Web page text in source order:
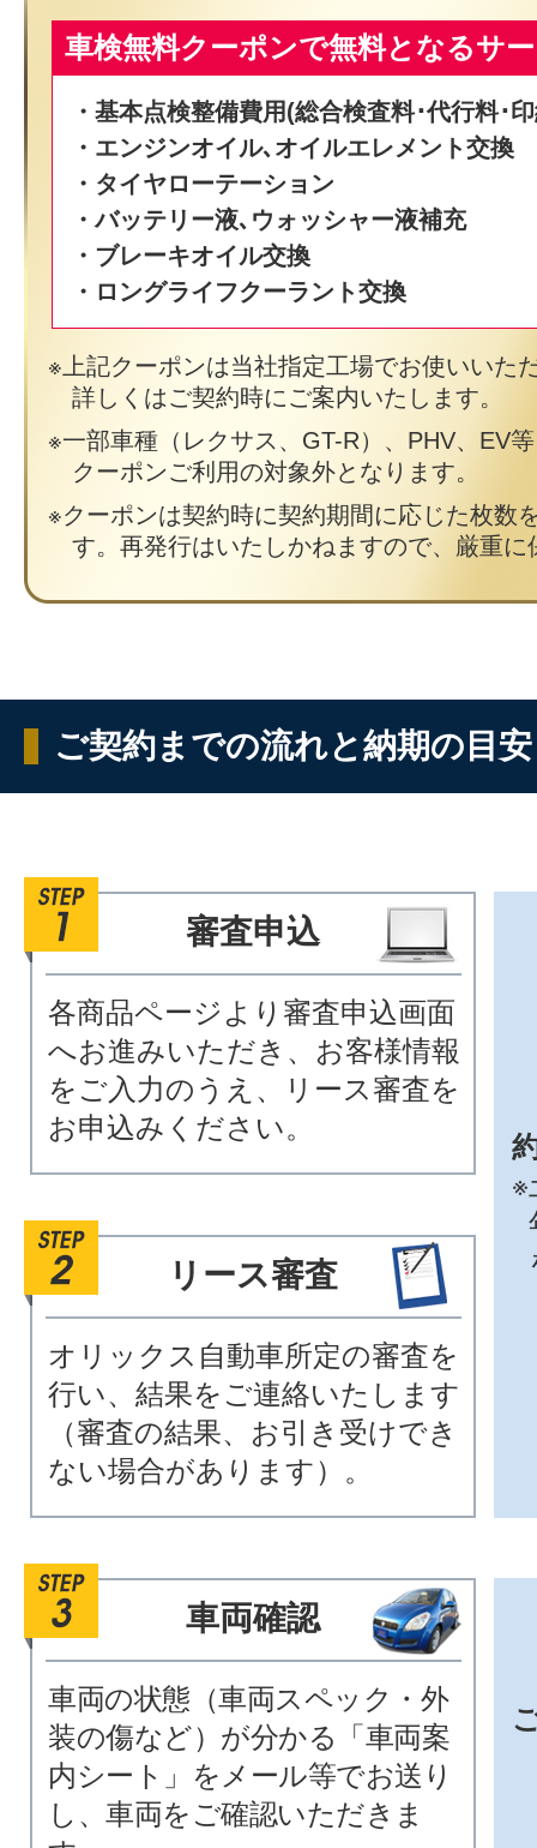
車検無料クーポンで無料となるサ
・基本点検整備費用(総合検査料･代行料･
・エンジンオイル､オイルエレメント交換
・タイヤローテーション
・バッテリー液､ウォッシャー液補充
・ブレーキオイル交換
・ロングライフクーラント交換
上記クーポンは当社指定工場でお使いいた
詳しくはご契約時にご案内いたします。
一部車種（レクサス、GT-R）、PHV、EV
クーポンご利用の対象外となります。
クーポンは契約時に契約期間に応じた枚数
す。再発行はいたしかねますので、厳重に
ご契約までの流れと納期の目安
審査申込
各商品ページより審査申込画面
へお進みいただき、お客様情報
をご入力のうえ、リース審査を
お申込みください。
リース審査
オリックス自動車所定の審査を
行い、結果をご連絡いたします
（審査の結果、お引き受けでき
ない場合があります）。
車両確認
車両の状態（車両スペック・外
装の傷など）が分かる「車両案
内シート」をメール等でお送り
し、車両をご確認いただきま
※